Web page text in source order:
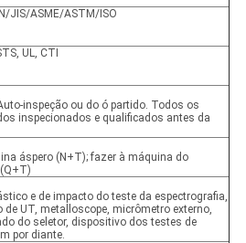
JIS/ASME/ASTM/ISO
UL, CTI
inspeção ou do ó partido. Todos os
inspecionados e qualificados antes da
áspero (N+T); fazer à máquina do
e de impacto do teste da espectrografia,
de UT, metalloscope, micrômetro externo,
do seletor, dispositivo dos testes de
por diante.